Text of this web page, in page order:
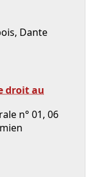
Dante
droit au
n° 01, 06